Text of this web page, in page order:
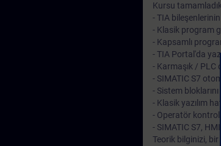
Kursu
- TIA
- Klasik program
- Kapsamlı
- TIA Portal'da
- Karmaşık / PLC
- SIMATIC S7
- Sistem
- Klasik yazılım
- Operatör kontrol
- SIMATIC S7,
Teorik bilginizi,